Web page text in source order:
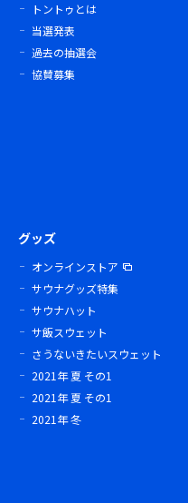
トントゥとは
当選発表
過去の抽選会
協賛募集
グッズ
オンラインストア
サウナグッズ特集
サウナハット
サ飯スウェット
さうないきたいスウェット
2021年 夏 その1
2021年 夏 その1
2021年 冬